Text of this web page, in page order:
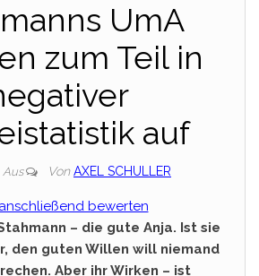
UmA
zum Teil in
auf
Aus Von AXEL SCHULLER
bewerten
– die gute Anja. Ist sie
den guten Willen will niemand
Aber ihr Wirken – ist